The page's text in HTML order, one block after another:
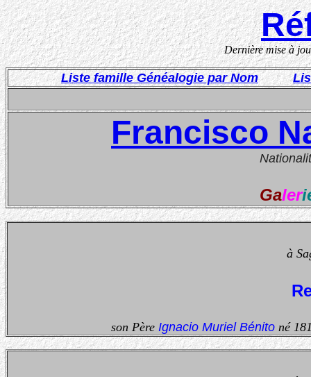
Dernière mise à
Liste famille Généalogie par Nom
Francisco
Galer
à
son Père Ignacio Muriel Bénito né